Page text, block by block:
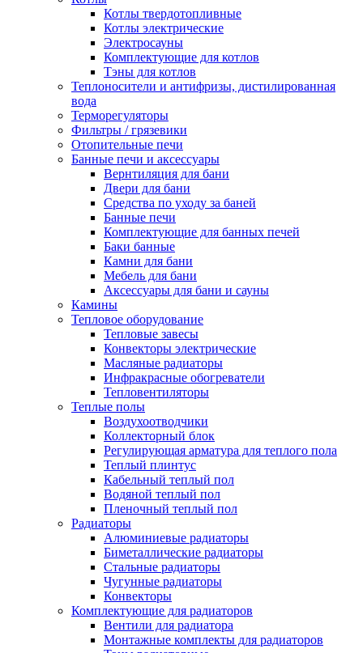
Котлы твердотопливные
Котлы электрические
Электросауны
Комплектующие для котлов
Тэны для котлов
Теплоносители и антифризы, дистилированная
вода
Терморегуляторы
Фильтры / грязевики
Отопительные печи
Банные печи и аксессуары
Вернтиляция для бани
Двери для бани
Средства по уходу за баней
Банные печи
Комплектующие для банных печей
Баки банные
Камни для бани
Мебель для бани
Аксессуары для бани и сауны
Камины
Тепловое оборудование
Тепловые завесы
Конвекторы электрические
Масляные радиаторы
Инфракрасные обогреватели
Тепловентиляторы
Теплые полы
Воздухоотводчики
Коллекторный блок
Регулирующая арматура для теплого пола
Теплый плинтус
Кабельный теплый пол
Водяной теплый пол
Пленочный теплый пол
Радиаторы
Алюминиевые радиаторы
Биметаллические радиаторы
Стальные радиаторы
Чугунные радиаторы
Конвекторы
Комплектующие для радиаторов
Вентили для радиатора
Монтажные комплекты для радиаторов